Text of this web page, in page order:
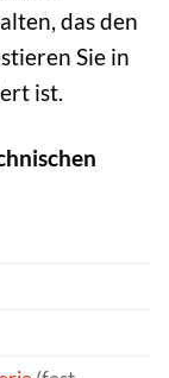
das den
Sie in
ist.